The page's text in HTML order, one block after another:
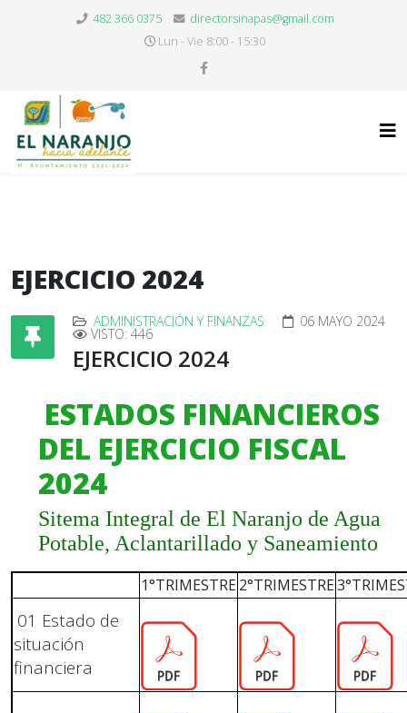
482 366 0375
directorsinapas@gmail.com
Lun - Vie 8:00 - 15:30
EJERCICIO 2024
ADMINISTRACIÓN Y FINANZAS 06 MAYO 2024
VISTO: 446
EJERCICIO 2024
ESTADOS FINANCIEROS
DEL EJERCICIO FISCAL
2024
Sitema Integral de El Naranjo de Agua
Potable, Aclantarillado y Saneamiento
1°TRIMESTRE2°TRIMESTRE
01 Estado de
situación
financiera